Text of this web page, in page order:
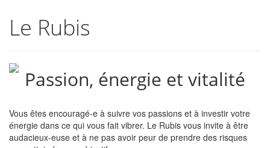
Le Rubis
Passion, énergie et vitalité
Vous êtes encouragé-e à suivre vos passions et à investir votre
énergie dans ce qui vous fait vibrer. Le Rubis vous invite à être
audacieux-euse et à ne pas avoir peur de prendre des risques